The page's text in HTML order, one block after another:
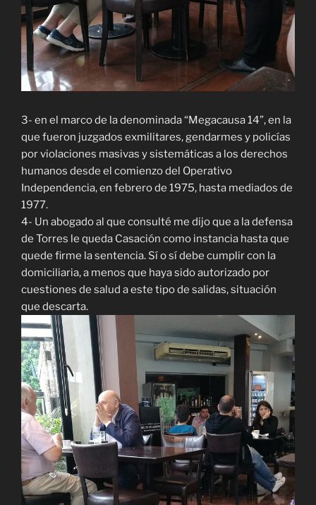
3- en el marco de la denominada “Megacausa 14”, en la
que fueron juzgados exmilitares, gendarmes y policías
por violaciones masivas y sistemáticas a los derechos
humanos desde el comienzo del Operativo
Independencia, en febrero de 1975, hasta mediados de
1977.
4- Un abogado al que consulté me dijo que a la defensa
de Torres le queda Casación como instancia hasta que
quede firme la sentencia. Sí o sí debe cumplir con la
domiciliaria, a menos que haya sido autorizado por
cuestiones de salud a este tipo de salidas, situación
que descarta.